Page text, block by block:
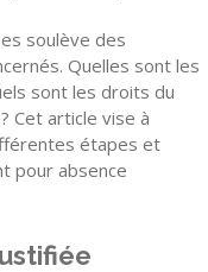
soulève des
Quelles sont les
sont les droits du
Cet article vise à
étapes et
pour absence